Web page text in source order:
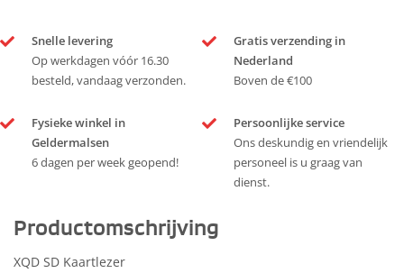
Snelle levering
Op werkdagen vóór 16.30
besteld, vandaag verzonden.
Gratis verzending in
Nederland
Boven de €100
Fysieke winkel in
Geldermalsen
6 dagen per week geopend!
Persoonlijke service
Ons deskundig en vriendelijk
personeel is u graag van
dienst.
Productomschrijving
XQD SD Kaartlezer